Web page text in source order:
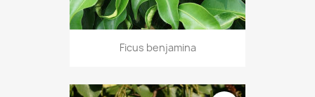
Ficus benjamina